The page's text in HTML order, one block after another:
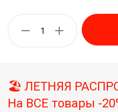
🏖️ ЛЕТНЯЯ
На ВСЕ товары -